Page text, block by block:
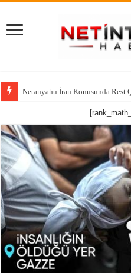
CNN’den çarpıcı iddia: